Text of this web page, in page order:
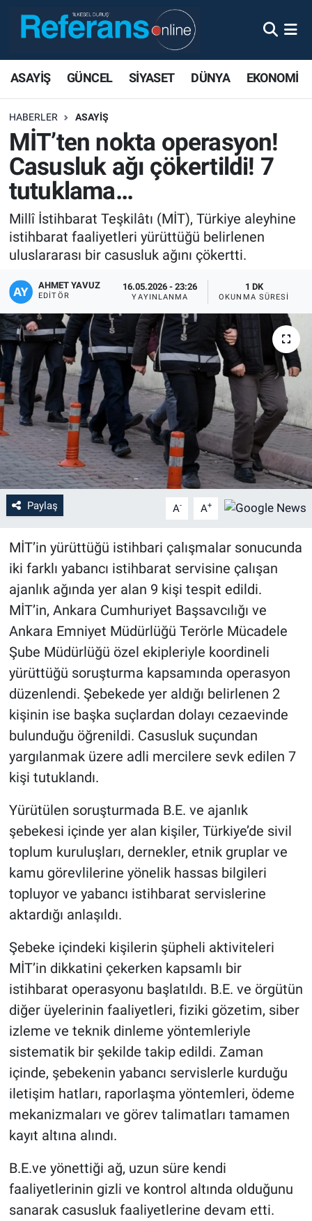
ASAYİŞ GÜNCEL SİYASET DÜNYA EKONOMİ
HABERLER ASAYİŞ
MİT’ten nokta operasyon!
Casusluk ağı çökertildi! 7
tutuklama…
Millî İstihbarat Teşkilâtı (MİT), Türkiye aleyhine
istihbarat faaliyetleri yürüttüğü belirlenen
uluslararası bir casusluk ağını çökertti.
AHMET YAVUZ
EDITÖR
16.05.2026 - 23:26
YAYINLANMA
1 DK
OKUNMA SÜRESI
Paylaş A- A+
MİT’in yürüttüğü istihbari çalışmalar sonucunda
iki farklı yabancı istihbarat servisine çalışan
ajanlık ağında yer alan 9 kişi tespit edildi.
MİT’in, Ankara Cumhuriyet Başsavcılığı ve
Ankara Emniyet Müdürlüğü Terörle Mücadele
Şube Müdürlüğü özel ekipleriyle koordineli
yürüttüğü soruşturma kapsamında operasyon
düzenlendi. Şebekede yer aldığı belirlenen 2
kişinin ise başka suçlardan dolayı cezaevinde
bulunduğu öğrenildi. Casusluk suçundan
yargılanmak üzere adli mercilere sevk edilen 7
kişi tutuklandı.
Yürütülen soruşturmada B.E. ve ajanlık
şebekesi içinde yer alan kişiler, Türkiye’de sivil
toplum kuruluşları, dernekler, etnik gruplar ve
kamu görevlilerine yönelik hassas bilgileri
topluyor ve yabancı istihbarat servislerine
aktardığı anlaşıldı.
Şebeke içindeki kişilerin şüpheli aktiviteleri
MİT’in dikkatini çekerken kapsamlı bir
istihbarat operasyonu başlatıldı. B.E. ve örgütün
diğer üyelerinin faaliyetleri, fiziki gözetim, siber
izleme ve teknik dinleme yöntemleriyle
sistematik bir şekilde takip edildi. Zaman
içinde, şebekenin yabancı servislerle kurduğu
iletişim hatları, raporlaşma yöntemleri, ödeme
mekanizmaları ve görev talimatları tamamen
kayıt altına alındı.
B.E.ve yönettiği ağ, uzun süre kendi
faaliyetlerinin gizli ve kontrol altında olduğunu
sanarak casusluk faaliyetlerine devam etti.